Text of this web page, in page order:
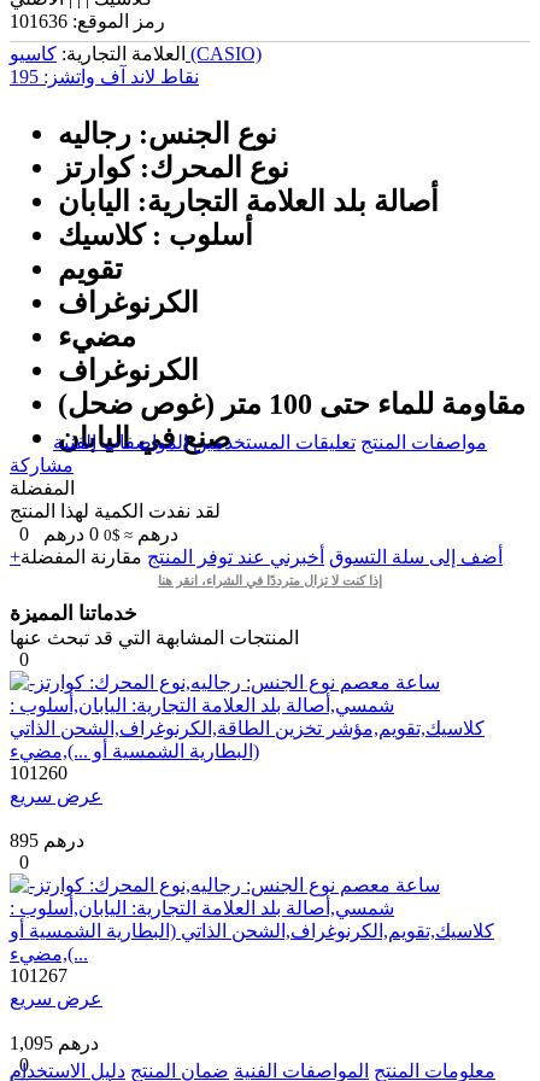
رمز الموقع: 101636
العلامة التجارية: کاسیو (CASIO)
نقاط لاند آف واتشز: 195
نوع الجنس: رجالیه
نوع المحرك: كوارتز
أصالة بلد العلامة التجارية: اليابان
أسلوب : كلاسيك
تقويم
الكرنوغراف
مضيء
الكرنوغراف
مقاومة للماء حتى 100 متر (غوص ضحل)
صنع في اليابان
مواصفات المنتج تعليقات المستخدمين المواصفات الفنية
مشاركة
المفضلة
لقد نفدت الكمية لهذا المنتج
0
درهم ≈ $0
0 درهم
+أضف إلى سلة التسوق أخبرني عند توفر المنتج مقارنة المفضلة
إذا كنت لا تزال مترددًا في الشراء، انقر هنا
خدماتنا المميزة
المنتجات المشابهة التي قد تبحث عنها
0
101260
عرض سريع
895 درهم
0
101267
عرض سريع
1,095 درهم
0
معلومات المنتج المواصفات الفنية ضمان المنتج دليل الاستخدام